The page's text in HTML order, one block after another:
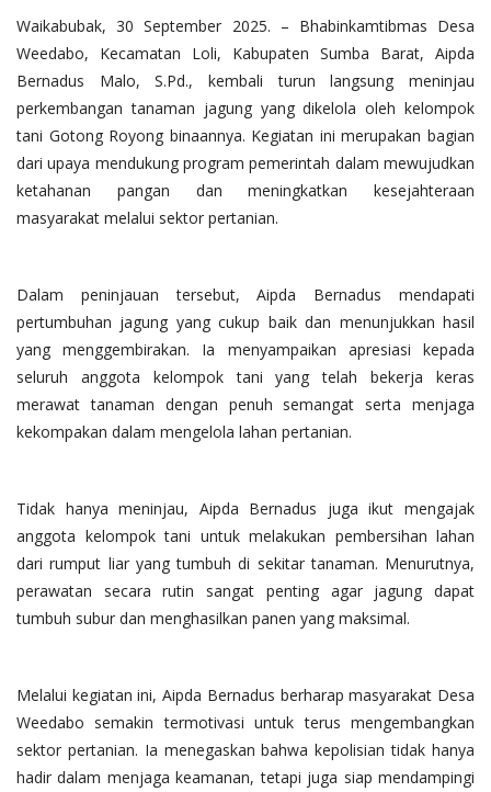
Waikabubak, 30 September 2025. – Bhabinkamtibmas Desa
Weedabo, Kecamatan Loli, Kabupaten Sumba Barat, Aipda
Bernadus Malo, S.Pd., kembali turun langsung meninjau
perkembangan tanaman jagung yang dikelola oleh kelompok
tani Gotong Royong binaannya. Kegiatan ini merupakan bagian
dari upaya mendukung program pemerintah dalam mewujudkan
ketahanan pangan dan meningkatkan kesejahteraan
masyarakat melalui sektor pertanian.
Dalam peninjauan tersebut, Aipda Bernadus mendapati
pertumbuhan jagung yang cukup baik dan menunjukkan hasil
yang menggembirakan. Ia menyampaikan apresiasi kepada
seluruh anggota kelompok tani yang telah bekerja keras
merawat tanaman dengan penuh semangat serta menjaga
kekompakan dalam mengelola lahan pertanian.
Tidak hanya meninjau, Aipda Bernadus juga ikut mengajak
anggota kelompok tani untuk melakukan pembersihan lahan
dari rumput liar yang tumbuh di sekitar tanaman. Menurutnya,
perawatan secara rutin sangat penting agar jagung dapat
tumbuh subur dan menghasilkan panen yang maksimal.
Melalui kegiatan ini, Aipda Bernadus berharap masyarakat Desa
Weedabo semakin termotivasi untuk terus mengembangkan
sektor pertanian. Ia menegaskan bahwa kepolisian tidak hanya
hadir dalam menjaga keamanan, tetapi juga siap mendampingi